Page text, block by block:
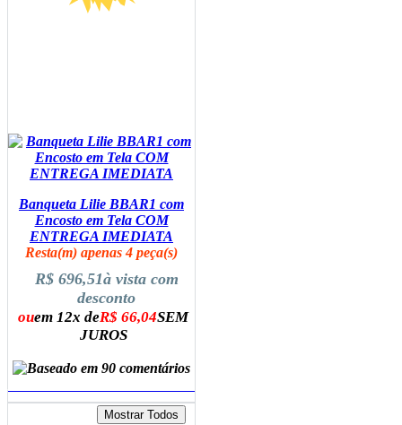
Banqueta Lilie BBAR1 com
Encosto em Tela COM
ENTREGA IMEDIATA
Resta(m) apenas 4 peça(s)
R$ 696,51à vista com
desconto
ouem 12x deR$ 66,04SEM
JUROS